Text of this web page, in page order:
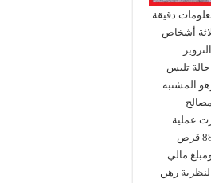
دقيقة
الجاري، من توقيف ثلاثة أشخاص
تلبس
المشتبه
عملية
التفتيش المنجزة في هذه القضية عن العثور بحوزة المشتبه فيهم على 325 غراما من مخدر الكوكايين و882 قرص
خفيفة ومبلغ مالي
رهن